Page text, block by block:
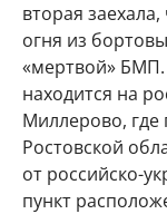
вторая
огня из
«мертвой»
находится на
Миллерово, где
Ростовской
от российско-
пункт